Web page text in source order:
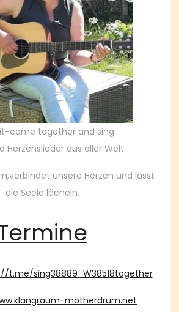
come together and sing
Herzenslieder aus aller Welt
unsere Herzen und lässt
die Seele lächeln.
t.me/sing38889_W38518together
motherdrum.net